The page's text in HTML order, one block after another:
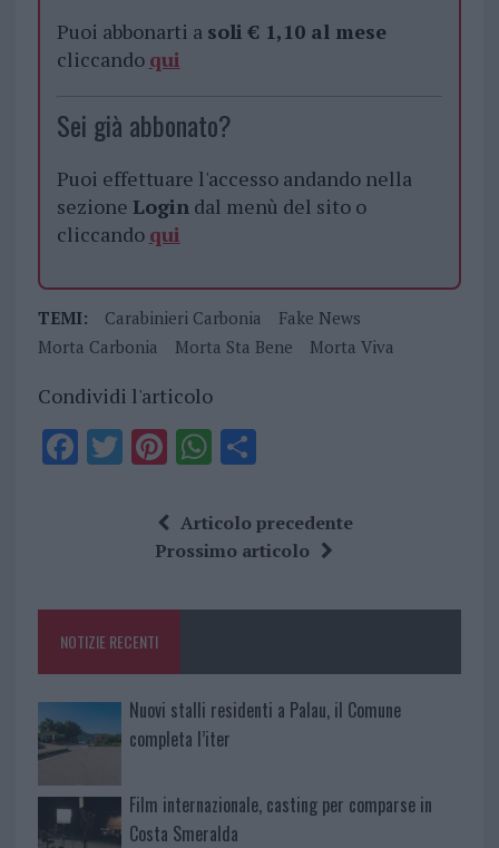
Puoi abbonarti a soli € 1,10 al mese
cliccando qui
Sei già abbonato?
Puoi effettuare l'accesso andando nella
sezione Logindal menù del sito o
cliccando qui
TEMI: Carabinieri Carbonia
Fake News
Morta Carbonia
Morta Sta Bene Morta Viva
Condividi l'articolo
F
o
k
T Pi
te
re
W
at
s
p
S
a
re
Articolo precedente
Prossimo articolo
NOTIZIE RECENTI
Nuovi stalli residenti a Palau, il Comune
completa l’iter
Film internazionale, casting per comparse in
Costa Smeralda